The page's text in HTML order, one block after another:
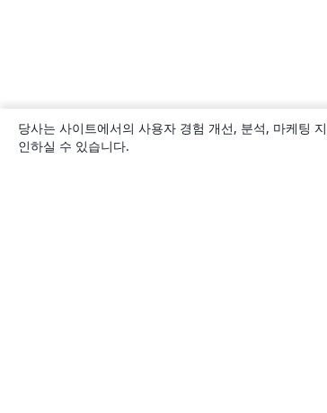
당사는 사이트에서의 사용자 경험 개선, 분석, 마케팅
인하실 수 있습니다.